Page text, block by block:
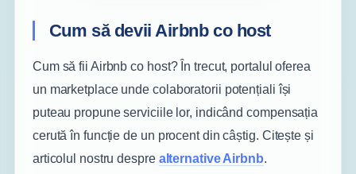
Cum să devii Airbnb co host
Cum să fii Airbnb co host? În trecut, portalul oferea
un marketplace unde colaboratorii potențiali își
puteau propune serviciile lor, indicând compensația
cerută în funcție de un procent din câștig. Citește și
articolul nostru despre alternative Airbnb.